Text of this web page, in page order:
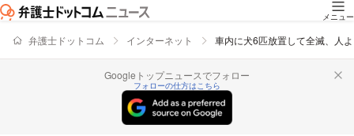
メニュー
弁護士ドットコム インターネット 車内に犬6匹放置して全滅、人
Googleトップニュースでフォロー
フォローの仕方はこちら